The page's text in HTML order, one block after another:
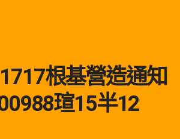
根基營造通知
瑄15半12